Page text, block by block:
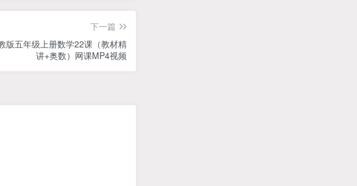
下一篇
版五年级上册数学22课（教材精
讲+奥数）网课MP4视频